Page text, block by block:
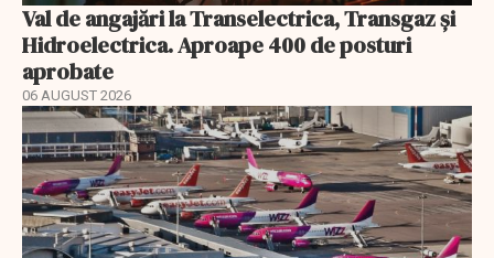
Val de angajări la Transelectrica, Transgaz și
Hidroelectrica. Aproape 400 de posturi
aprobate
06 AUGUST 2026